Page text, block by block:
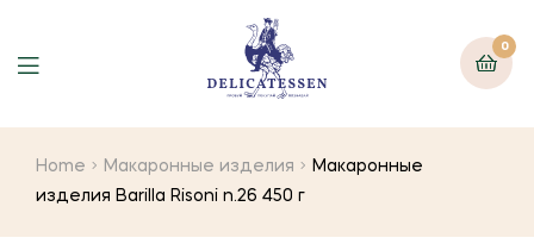
0
Home Макаронные изделия
Макаронные
изделия Barilla Risoni n.26 450 г